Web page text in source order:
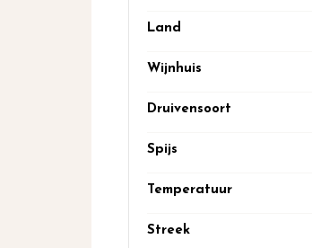
Land
Wijnhuis
Druivensoort
Spijs
Temperatuur
Streek